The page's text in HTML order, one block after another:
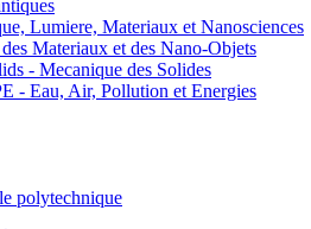
Lumiere, Materiaux et Nanosciences
Materiaux et des Nano-Objets
- Mecanique des Solides
- Eau, Air, Pollution et Energies
polytechnique